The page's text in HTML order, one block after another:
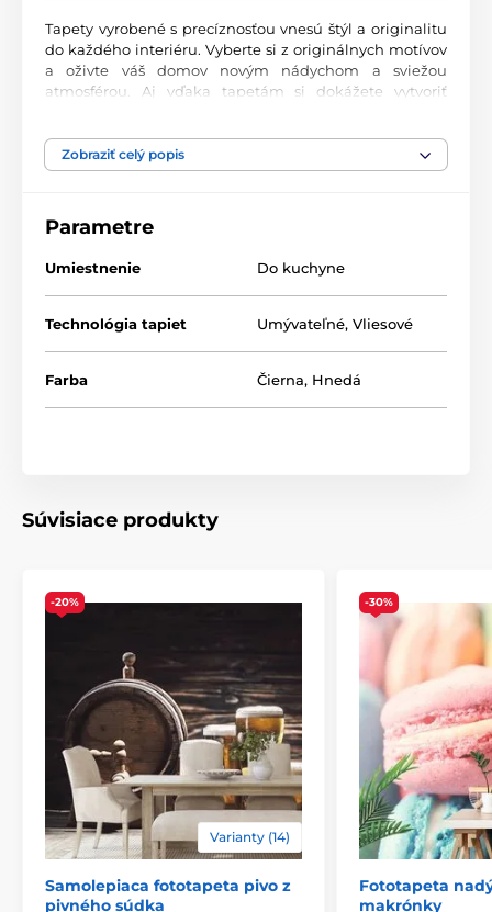
Tapety vyrobené s precíznosťou vnesú štýl a originalitu
do každého interiéru. Vyberte si z originálnych motívov
a oživte váš domov novým nádychom a sviežou
atmosférou. Aj vďaka tapetám si dokážete vytvoriť
Najvyššia kvalita tlače
miestnosti. Tlačia sa na kvalitný vlies s jemným
technológii sa vyznačujú výbornou odolnosťou a
farebnou stálosťou.
Dostupné rozmery a typy tapiet (v cm – šírka x
výška)
veľkosti
343x231
441x297(9
pásov),
(11 pásov)
Zobraziť celý popis
Parametre
Umiestnenie Do kuchyne
Technológia tapiet Umývateľné, Vliesové
Farba Čierna, Hnedá
Súvisiace produkty
-20%
Varianty (14)
Samolepiaca fototapeta pivo z
pivného súdka
-30%
Fototapeta
makrónky